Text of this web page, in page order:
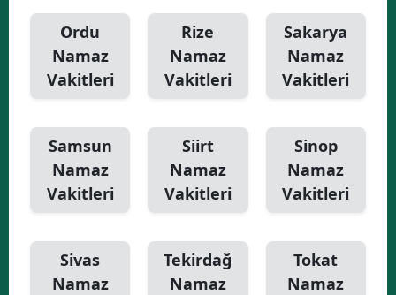
Ordu
Namaz
Vakitleri
Rize
Namaz
Vakitleri
Sakarya
Namaz
Vakitleri
Samsun
Namaz
Vakitleri
Siirt
Namaz
Vakitleri
Sinop
Namaz
Vakitleri
Sivas
Namaz
Tekirdağ
Namaz
Tokat
Namaz